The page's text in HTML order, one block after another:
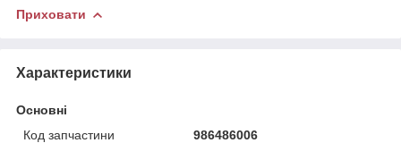
Приховати
Характеристики
Основні
Код запчастини
986486006